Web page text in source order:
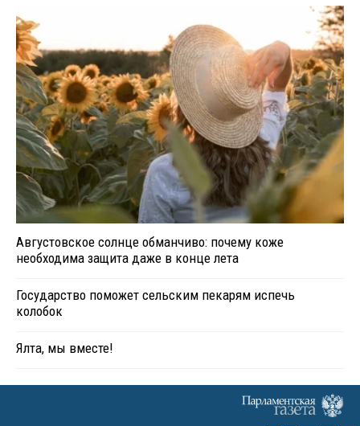
Августовское солнце обманчиво: почему коже
необходима защита даже в конце лета
Государство поможет сельским пекарям испечь
колобок
Ялта, мы вместе!